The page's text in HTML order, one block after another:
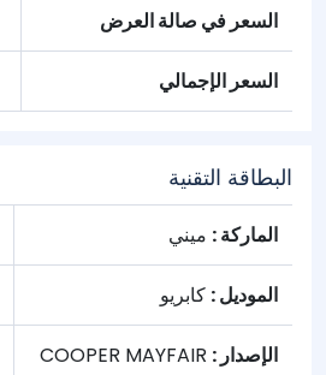
السعر في صالة العرض
السعر الإجمالي
البطاقة التقنية
الماركة : ميني
الموديل : كابريو
الإصدار :